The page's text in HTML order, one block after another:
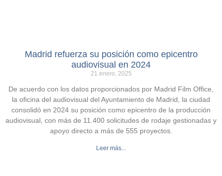
Madrid refuerza su posición como epicentro
audiovisual en 2024
21 enero, 2025
De acuerdo con los datos proporcionados por Madrid Film Office,
la oficina del audiovisual del Ayuntamiento de Madrid, la ciudad
consolidó en 2024 su posición como epicentro de la producción
audiovisual, con más de 11.400 solicitudes de rodaje gestionadas y
apoyo directo a más de 555 proyectos.
Leer más...